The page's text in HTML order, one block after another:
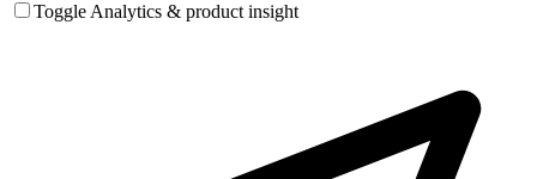
Toggle Analytics & product insight